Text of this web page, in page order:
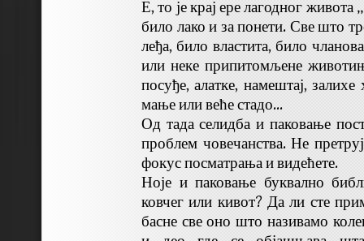
Е, то је крај ере лагодног живота
било лако и за понети. Све што
леђа, било властита, било
или неке припитомљене
посуђе, алатке, намештај,
мање или веће стадо…
Од тада селидба и паковање
проблем човечанства. Не
фокус посматрања и видећете.
Ноје и паковање буквално
ковчег или кивот? Да ли сте
басне све оно што називамо